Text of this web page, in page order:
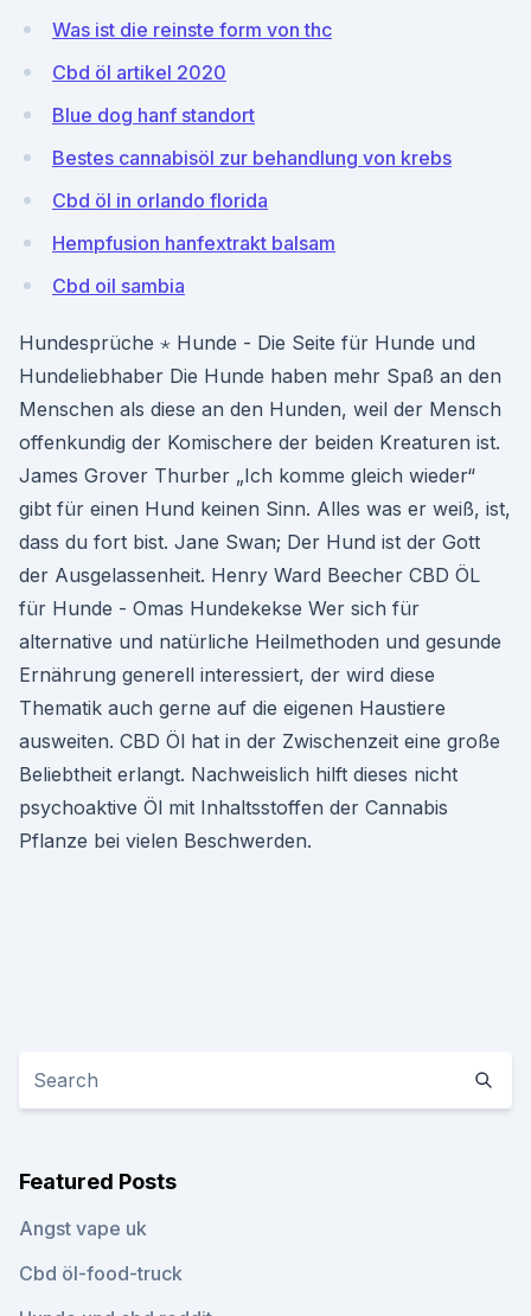
Was ist die reinste form von thc
Cbd öl artikel 2020
Blue dog hanf standort
Bestes cannabisöl zur behandlung von krebs
Cbd öl in orlando florida
Hempfusion hanfextrakt balsam
Cbd oil sambia
Hundesprüche ⋆ Hunde - Die Seite für Hunde und
Hundeliebhaber Die Hunde haben mehr Spaß an den
Menschen als diese an den Hunden, weil der Mensch
offenkundig der Komischere der beiden Kreaturen ist.
James Grover Thurber „Ich komme gleich wieder“
gibt für einen Hund keinen Sinn. Alles was er weiß, ist,
dass du fort bist. Jane Swan; Der Hund ist der Gott
der Ausgelassenheit. Henry Ward Beecher CBD ÖL
für Hunde - Omas Hundekekse Wer sich für
alternative und natürliche Heilmethoden und gesunde
Ernährung generell interessiert, der wird diese
Thematik auch gerne auf die eigenen Haustiere
ausweiten. CBD Öl hat in der Zwischenzeit eine große
Beliebtheit erlangt. Nachweislich hilft dieses nicht
psychoaktive Öl mit Inhaltsstoffen der Cannabis
Pflanze bei vielen Beschwerden.
Featured Posts
Angst vape uk
Cbd öl-food-truck